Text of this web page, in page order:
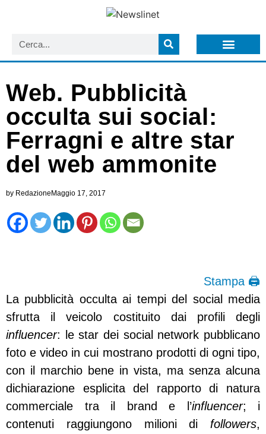
Web. Pubblicità
occulta sui social:
Ferragni e altre star
del web ammonite
by RedazioneMaggio 17, 2017
Stampa 🖨
La pubblicità occulta ai tempi del social media
sfrutta il veicolo costituito dai profili degli
influencer: le star dei social network pubblicano
foto e video in cui mostrano prodotti di ogni tipo,
con il marchio bene in vista, ma senza alcuna
dichiarazione esplicita del rapporto di natura
commerciale tra il brand e l’influencer; i
contenuti raggiungono milioni di followers,